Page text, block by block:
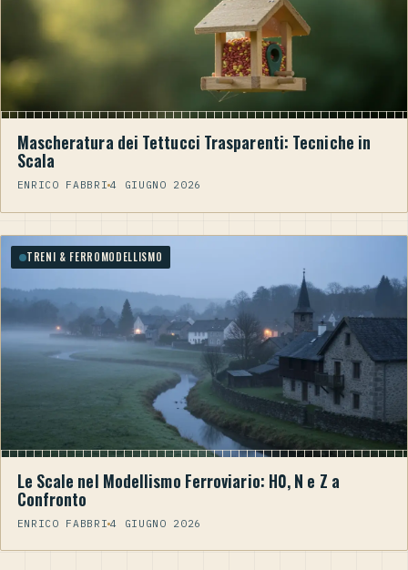
Mascheratura dei Tettucci Trasparenti: Tecniche in
Scala
ENRICO FABBRI 4 GIUGNO 2026
TRENI & FERROMODELLISMO
Le Scale nel Modellismo Ferroviario: H0, N e Z a
Confronto
ENRICO FABBRI 4 GIUGNO 2026